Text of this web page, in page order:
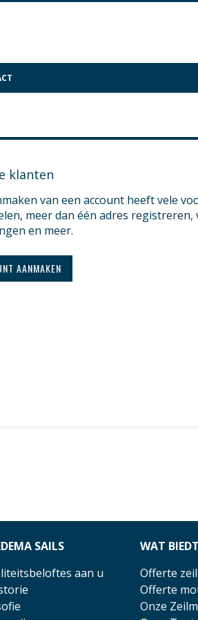
klanten
van een account heeft vele
meer dan één adres registreren,
en meer.
AANMAKEN
SAILS
aan u
WAT
Offerte
Offerte
Onze